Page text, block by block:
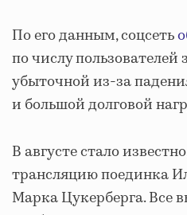
По его данным, соцсеть
по числу пользователей
убыточной из-за
и большой долговой
В августе стало
трансляцию поединка
Марка Цукерберга. Все